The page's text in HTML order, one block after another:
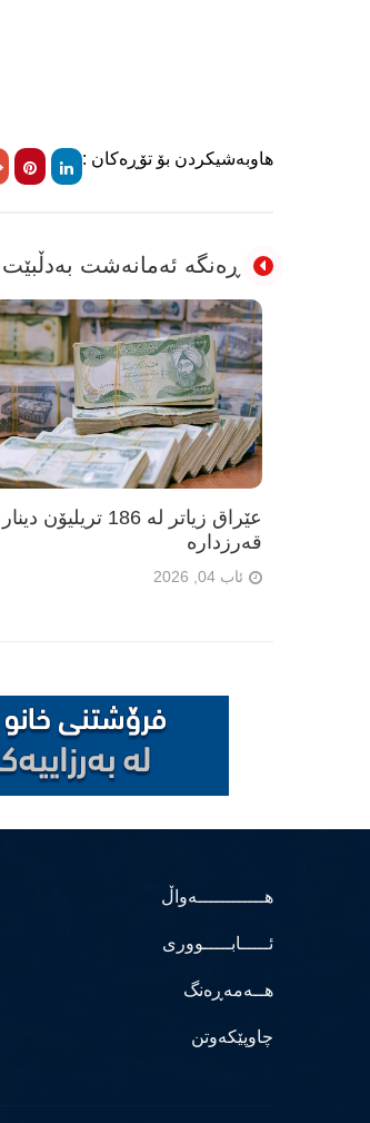
هاوبەشیکردن بۆ تۆڕەکان :
ڕەنگە ئەمانەشت بەدڵبێت
عێراق زیاتر لە 186 تریلیۆن دینار
قەرزدارە
ئاب 04, 2026
هــــــــــــەواڵ
ئـــــابـــــووری
هــەمەڕەنگ
چاوپێکەوتن